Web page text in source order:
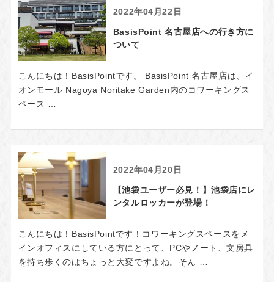
2022年04月22日
BasisPoint 名古屋店への行き方に
ついて
こんにちは！BasisPointです。 BasisPoint 名古屋店は、イ
オンモール Nagoya Noritake Garden内のコワーキングス
ペース …
2022年04月20日
【池袋ユーザー必見！】池袋店にレ
ンタルロッカーが登場！
こんにちは！BasisPointです！コワーキングスペースをメ
インオフィスにしている方にとって、PCやノート、文房具
を持ち歩くのはちょっと大変ですよね。そん …